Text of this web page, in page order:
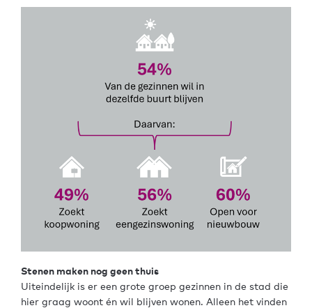
Stenen maken nog geen thuis
Uiteindelijk is er een grote groep gezinnen in de stad die
hier graag woont én wil blijven wonen. Alleen het vinden